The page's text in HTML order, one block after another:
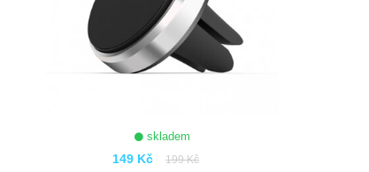
skladem
149 Kč 199 Kč